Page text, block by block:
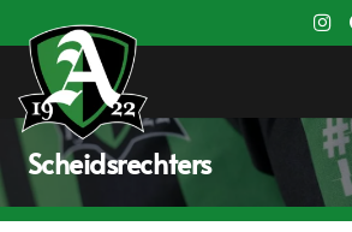
Scheidsrechters